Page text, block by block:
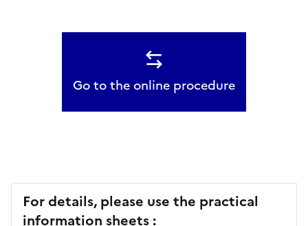
Go to the online procedure
For details, please use the practical
information sheets :